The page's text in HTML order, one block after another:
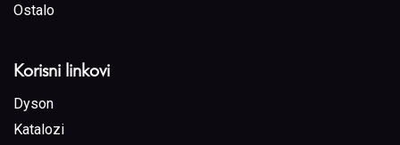
Ostalo
Korisni linkovi
Dyson
Katalozi